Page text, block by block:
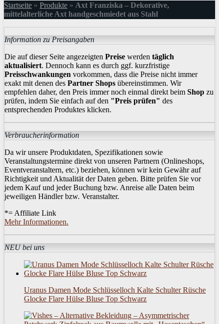
Startseite » Produkte » Axt Franziska – Dekorative,
mittelalterliche Axt handgeschmiedet aus Stahl
Information zu Preisangaben
Die auf dieser Seite angezeigten Preise werden täglich
aktualisiert. Dennoch kann es durch ggf. kurzfristige
Preisschwankungen vorkommen, dass die Preise nicht immer
exakt mit denen des Partner Shops übereinstimmen. Wir
empfehlen daher, den Preis immer noch einmal direkt beim Shop zu
prüfen, indem Sie einfach auf den "Preis prüfen" des
entsprechenden Produktes klicken.
Verbraucherinformation
Da wir unsere Produktdaten, Spezifikationen sowie
Veranstaltungstermine direkt von unseren Partnern (Onlineshops,
Eventveranstaltern, etc.) beziehen, können wir kein Gewähr auf
Richtigkeit und Aktualität der Daten geben. Bitte prüfen Sie vor
jedem Kauf und jeder Buchung bzw. Anreise alle Daten beim
jeweiligen Händler bzw. Veranstalter.
*= Affiliate Link
Mehr Informationen.
NEU bei uns
Uranus Damen Mode Schlüsselloch Kalte Schulter Rüsche
Glocke Flare Hülse Bluse Top Schwarz